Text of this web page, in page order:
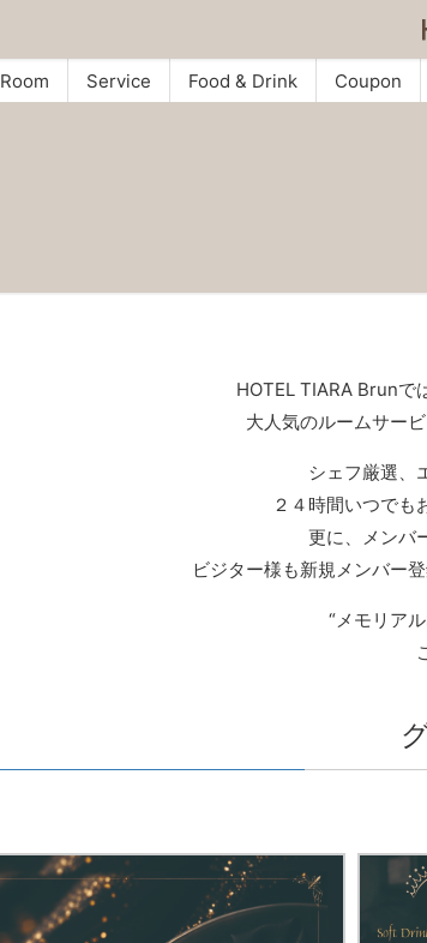
Room Service Food & Drink Coupon
HOTEL TIARA Brunで
大人気のルームサー
シェフ厳選、
２４時間いつでも
更に、メンバ
ビジター様も新規メンバー
“メモリア